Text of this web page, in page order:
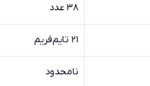
۳۸ عدد
۲۱ تایم‌فریم
نامحدود